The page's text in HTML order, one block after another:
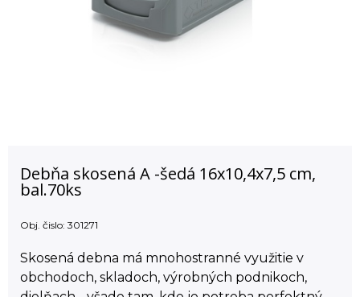
Debňa skosená A -šedá 16x10,4x7,5 cm,
bal.70ks
Obj. čislo: 301271
Skosená debna má mnohostranné využitie v
obchodoch, skladoch, výrobných podnikoch,